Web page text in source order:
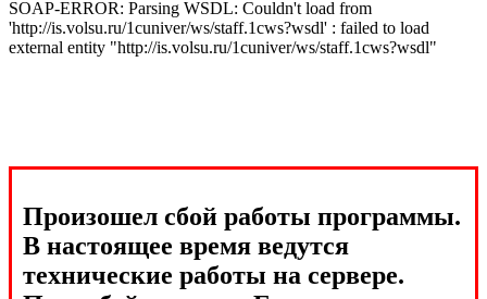
SOAP-ERROR: Parsing WSDL: Couldn't load from
'http://is.volsu.ru/1cuniver/ws/staff.1cws?wsdl' : failed to load
external entity "http://is.volsu.ru/1cuniver/ws/staff.1cws?wsdl"
Произошел сбой работы программы.
В настоящее время ведутся
технические работы на сервере.